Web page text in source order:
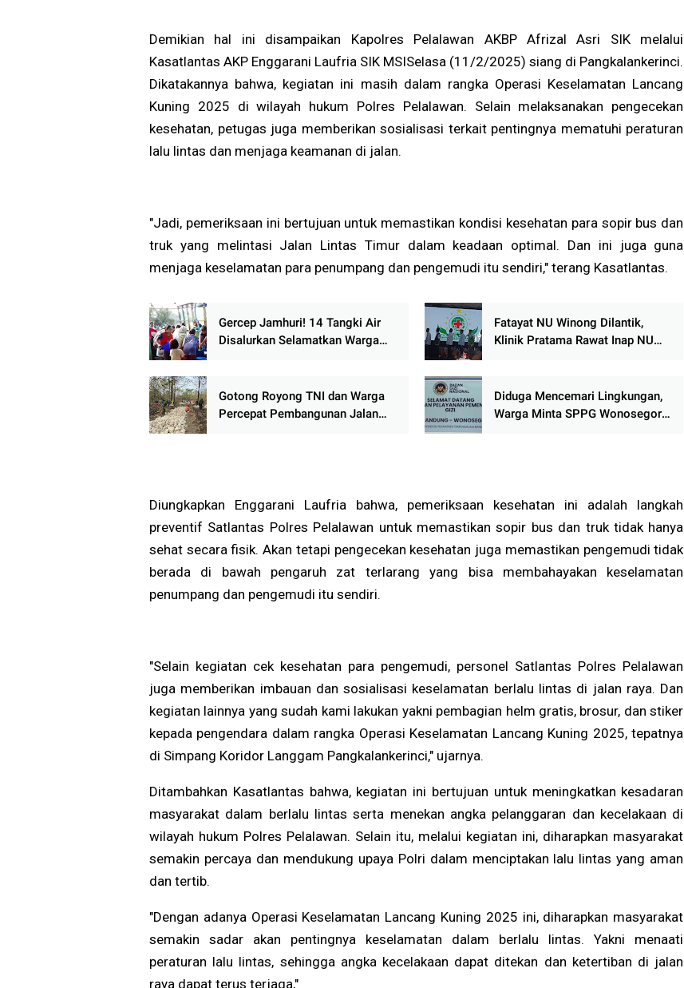
Demikian hal ini disampaikan Kapolres Pelalawan AKBP Afrizal Asri SIK melalui
Kasatlantas AKP Enggarani Laufria SIK MSISelasa (11/2/2025) siang di Pangkalankerinci.
Dikatakannya bahwa, kegiatan ini masih dalam rangka Operasi Keselamatan Lancang
Kuning 2025 di wilayah hukum Polres Pelalawan. Selain melaksanakan pengecekan
kesehatan, petugas juga memberikan sosialisasi terkait pentingnya mematuhi peraturan
lalu lintas dan menjaga keamanan di jalan.
"Jadi, pemeriksaan ini bertujuan untuk memastikan kondisi kesehatan para sopir bus dan
truk yang melintasi Jalan Lintas Timur dalam keadaan optimal. Dan ini juga guna
menjaga keselamatan para penumpang dan pengemudi itu sendiri," terang Kasatlantas.
Gercep Jamhuri! 14 Tangki Air
Disalurkan Selamatkan Warga
Fatayat NU Winong Dilantik,
Klinik Pratama Rawat Inap NU
Gotong Royong TNI dan Warga
Percepat Pembangunan Jalan
Diduga Mencemari Lingkungan,
Warga Minta SPPG Wonosegoro
Diungkapkan Enggarani Laufria bahwa, pemeriksaan kesehatan ini adalah langkah
preventif Satlantas Polres Pelalawan untuk memastikan sopir bus dan truk tidak hanya
sehat secara fisik. Akan tetapi pengecekan kesehatan juga memastikan pengemudi tidak
berada di bawah pengaruh zat terlarang yang bisa membahayakan keselamatan
penumpang dan pengemudi itu sendiri.
"Selain kegiatan cek kesehatan para pengemudi, personel Satlantas Polres Pelalawan
juga memberikan imbauan dan sosialisasi keselamatan berlalu lintas di jalan raya. Dan
kegiatan lainnya yang sudah kami lakukan yakni pembagian helm gratis, brosur, dan stiker
kepada pengendara dalam rangka Operasi Keselamatan Lancang Kuning 2025, tepatnya
di Simpang Koridor Langgam Pangkalankerinci," ujarnya.
Ditambahkan Kasatlantas bahwa, kegiatan ini bertujuan untuk meningkatkan kesadaran
masyarakat dalam berlalu lintas serta menekan angka pelanggaran dan kecelakaan di
wilayah hukum Polres Pelalawan. Selain itu, melalui kegiatan ini, diharapkan masyarakat
semakin percaya dan mendukung upaya Polri dalam menciptakan lalu lintas yang aman
dan tertib.
"Dengan adanya Operasi Keselamatan Lancang Kuning 2025 ini, diharapkan masyarakat
semakin sadar akan pentingnya keselamatan dalam berlalu lintas. Yakni menaati
peraturan lalu lintas, sehingga angka kecelakaan dapat ditekan dan ketertiban di jalan
raya dapat terus terjaga,"